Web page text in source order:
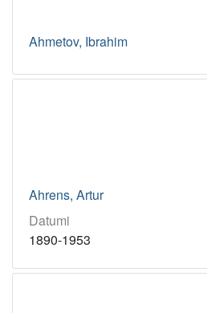
Ahmetov, Ibrahim
Ahrens, Artur
Datumi
1890-1953